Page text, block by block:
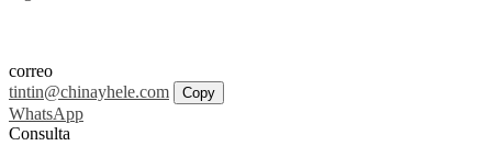
correo
tintin@chinayhele.com
Copy
WhatsApp
Consulta